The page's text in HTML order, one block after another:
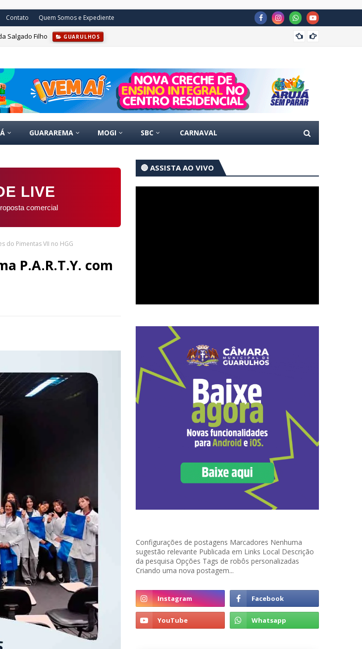
Contato Quem Somos e Expediente
Salgado Filho GUARULHOS
GUARAREMA MOGI SBC CARNAVAL
LIVE
comercial
do Pimentas VII no HGG
P.A.R.T.Y. com
🔴 ASSISTA AO VIVO
Configurações de postagens Marcadores Nenhuma
sugestão relevante Publicada em Links Local Descrição
da pesquisa Opções Tags de robôs personalizadas
Criando uma nova postagem...